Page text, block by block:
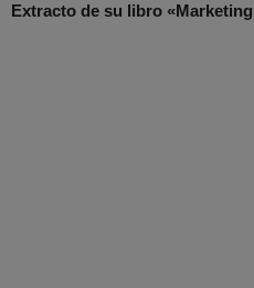
Extracto de su libro